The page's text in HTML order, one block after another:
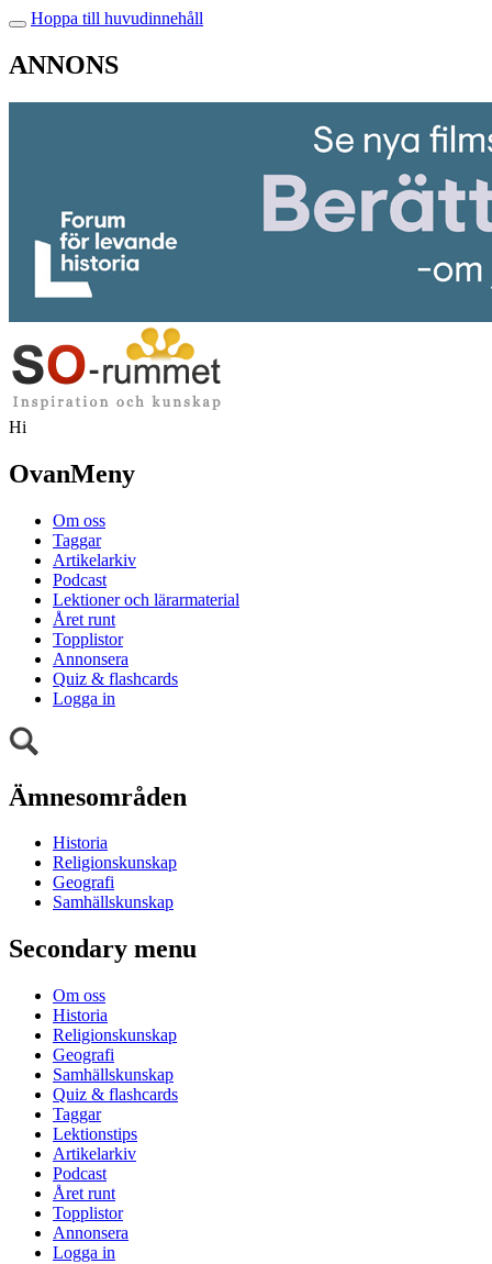
Hoppa till huvudinnehåll
ANNONS
Hi
OvanMeny
Om oss
Taggar
Artikelarkiv
Podcast
Lektioner och lärarmaterial
Året runt
Topplistor
Annonsera
Quiz & flashcards
Logga in
Ämnesområden
Historia
Religionskunskap
Geografi
Samhällskunskap
Secondary menu
Om oss
Historia
Religionskunskap
Geografi
Samhällskunskap
Quiz & flashcards
Taggar
Lektionstips
Artikelarkiv
Podcast
Året runt
Topplistor
Annonsera
Logga in